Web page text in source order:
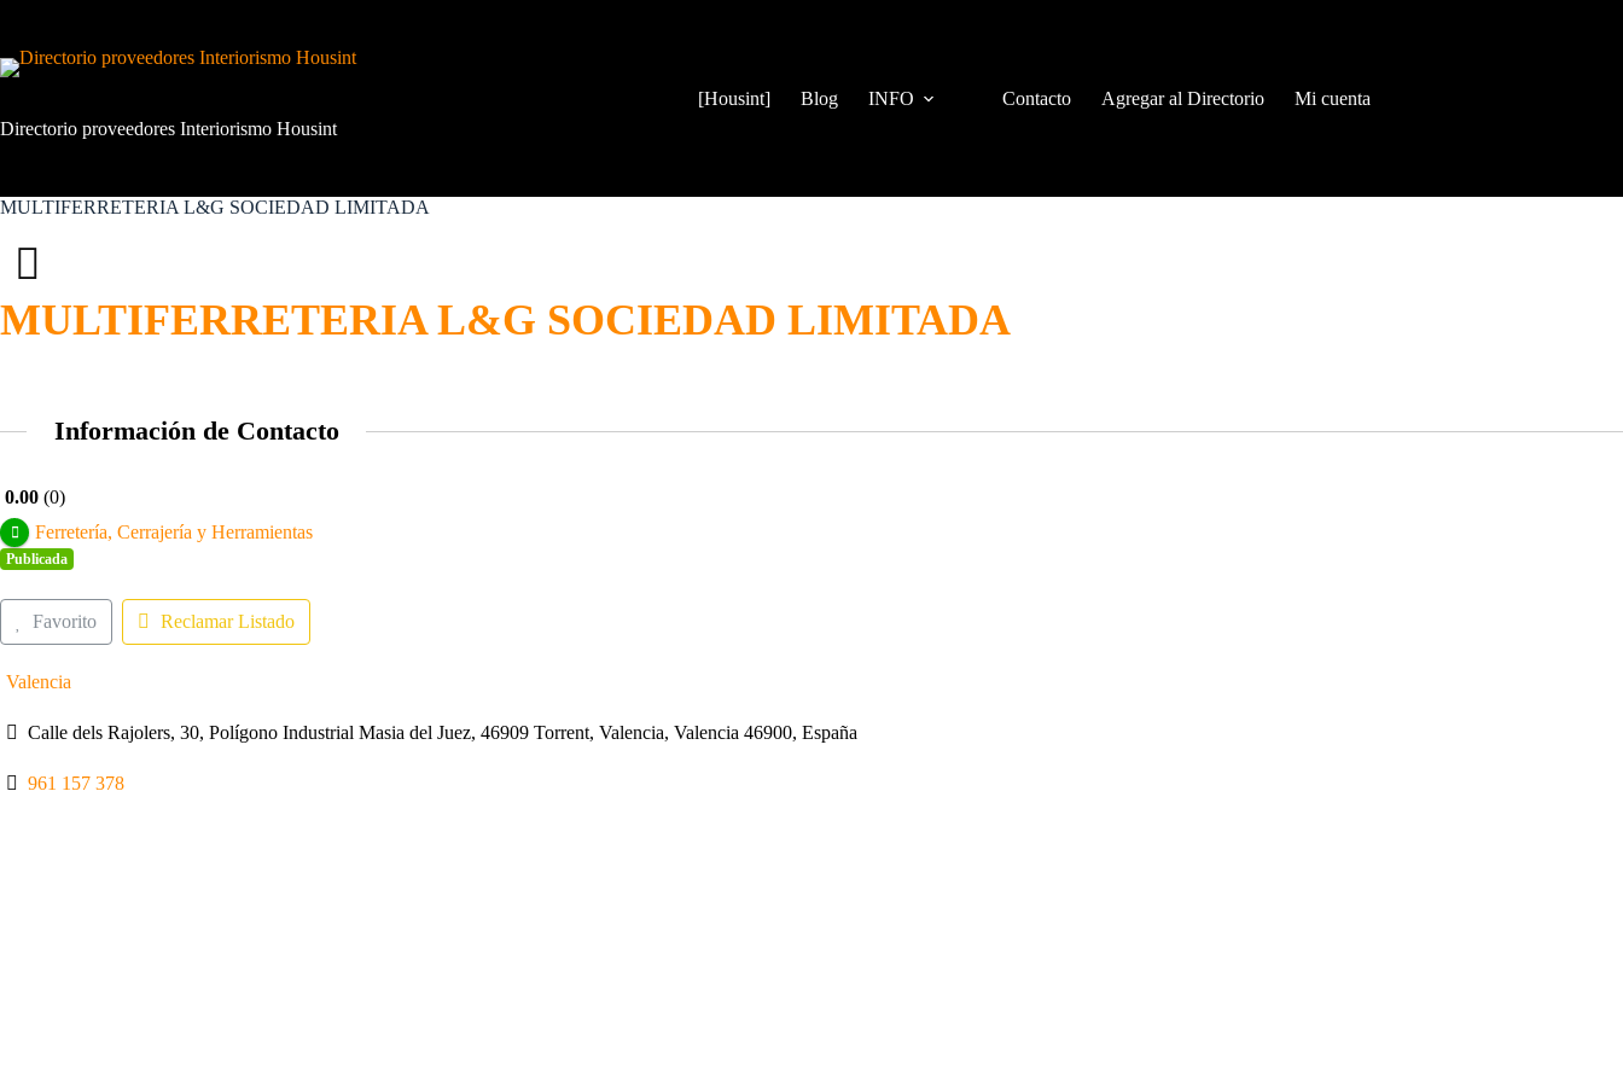
contenido
Directorio proveedores Interiorismo Housint
[Housint] Blog INFO Contacto Agregar al Directorio Mi cuenta
MULTIFERRETERIA L&G SOCIEDAD LIMITADA
MULTIFERRETERIA L&G SOCIEDAD LIMITADA
Información de Contacto
0.00 0
Ferretería, Cerrajería y Herramientas
Publicada
Favorito Reclamar Listado
Valencia
Calle dels Rajolers, 30, Polígono Industrial Masia del Juez, 46909 Torrent, Valencia, Valencia 46900, España
961 157 378